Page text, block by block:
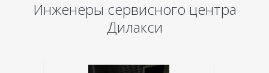
Инженеры сервисного центра
Дилакси